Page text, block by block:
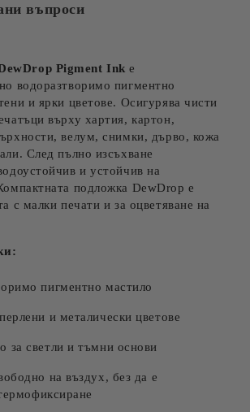
въпроси
Pigment Ink е
водоразтворимо пигментно
и ярки цветове. Осигурява чисти
върху хартия, картон,
велум, снимки, дърво, кожа
След пълно изсъхване
и устойчив на
подложка DewDrop е
с малки печати и за оцветяване на
пигментно мастило
и металически цветове
за светли и тъмни основи
на въздух, без да е